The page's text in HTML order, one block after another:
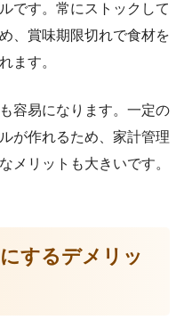
です。常にストックして
、賞味期限切れで食材を
ます。
容易になります。一定の
が作れるため、家計管理
メリットも大きいです。
するデメリッ